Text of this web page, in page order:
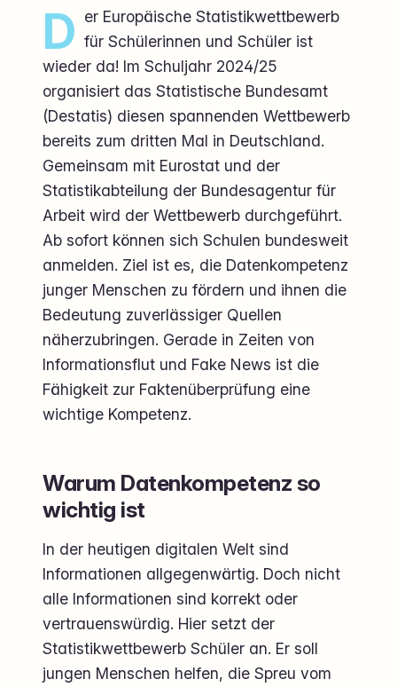
D er Europäische Statistikwettbewerb
für Schülerinnen und Schüler ist
wieder da! Im Schuljahr 2024/25
organisiert das Statistische Bundesamt
(Destatis) diesen spannenden Wettbewerb
bereits zum dritten Mal in Deutschland.
Gemeinsam mit Eurostat und der
Statistikabteilung der Bundesagentur für
Arbeit wird der Wettbewerb durchgeführt.
Ab sofort können sich Schulen bundesweit
anmelden. Ziel ist es, die Datenkompetenz
junger Menschen zu fördern und ihnen die
Bedeutung zuverlässiger Quellen
näherzubringen. Gerade in Zeiten von
Informationsflut und Fake News ist die
Fähigkeit zur Faktenüberprüfung eine
wichtige Kompetenz.
Warum Datenkompetenz so
wichtig ist
In der heutigen digitalen Welt sind
Informationen allgegenwärtig. Doch nicht
alle Informationen sind korrekt oder
vertrauenswürdig. Hier setzt der
Statistikwettbewerb Schüler an. Er soll
jungen Menschen helfen, die Spreu vom